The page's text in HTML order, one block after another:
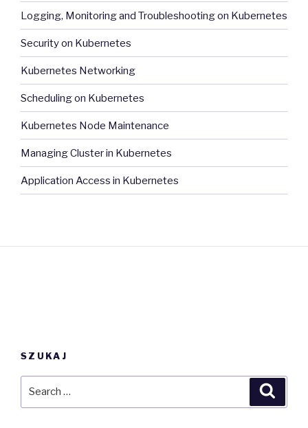
Logging, Monitoring and Troubleshooting on Kubernetes
Security on Kubernetes
Kubernetes Networking
Scheduling on Kubernetes
Kubernetes Node Maintenance
Managing Cluster in Kubernetes
Application Access in Kubernetes
SZUKAJ